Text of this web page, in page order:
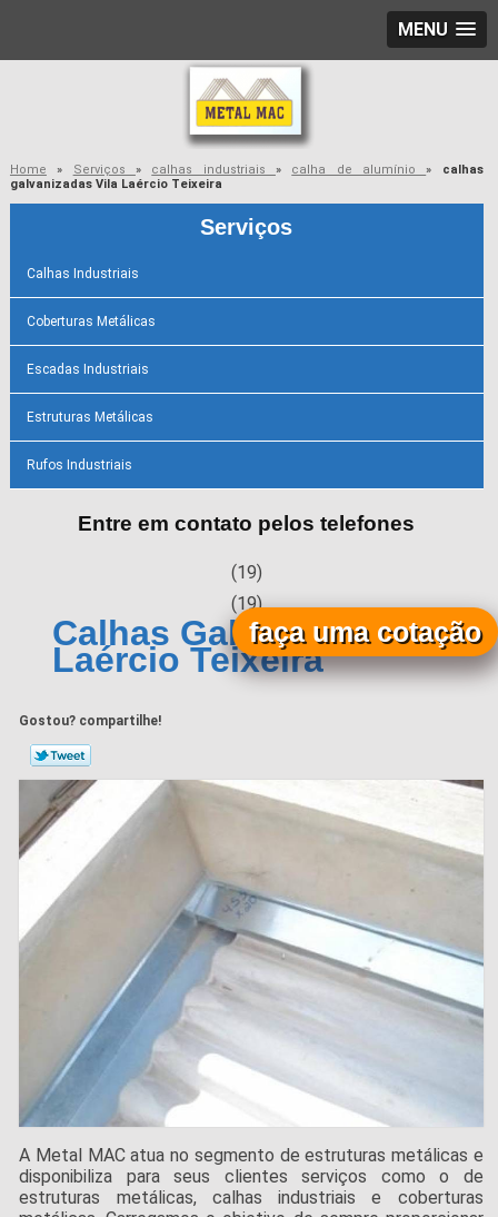
MENU
Home » Serviços » calhas industriais » calha de alumínio»
calhas
galvanizadas Vila Laércio Teixeira
Serviços
Calhas Industriais
Coberturas Metálicas
Escadas Industriais
Estruturas Metálicas
Rufos Industriais
Entre em contato pelos telefones
(19)
(19)
Calhas Galvanizadas Vila
Laércio Teixeira
Gostou? compartilhe!
A Metal MAC atua no segmento de estruturas metálicas e
disponibiliza para seus clientes serviços como o de
estruturas metálicas, calhas industriais e coberturas
faça uma cotação